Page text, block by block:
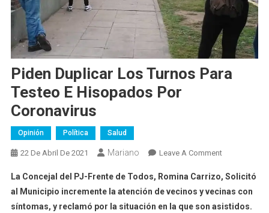
Piden Duplicar Los Turnos Para
Testeo E Hisopados Por
Coronavirus
Opinión Política Salud
22 De Abril De 2021 Mariano Leave A CommentOn
Duplicar
Los
Turnos
La Concejal del PJ-Frente de Todos, Romina Carrizo, Solicitó
al Municipio incremente la atención de vecinos y vecinas con
síntomas, y reclamó por la situación en la que son asistidos.